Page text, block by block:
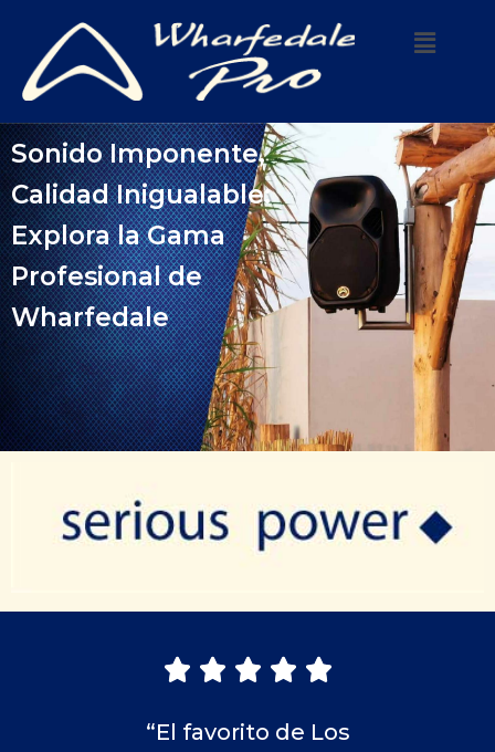
Sonido Imponente,
Calidad Inigualable:
Explora la Gama
Profesional de
Wharfedale
    
“El favorito de Los